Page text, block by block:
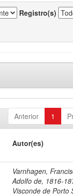
Registro(s)
Anterior 1
Autor(es)
Varnhagen,
Adolfo de, 1816-
Visconde de Porto